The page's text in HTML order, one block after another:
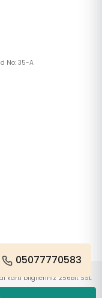
No: 35-A
05077770583
kartı bilgileriniz 256Bit SSL